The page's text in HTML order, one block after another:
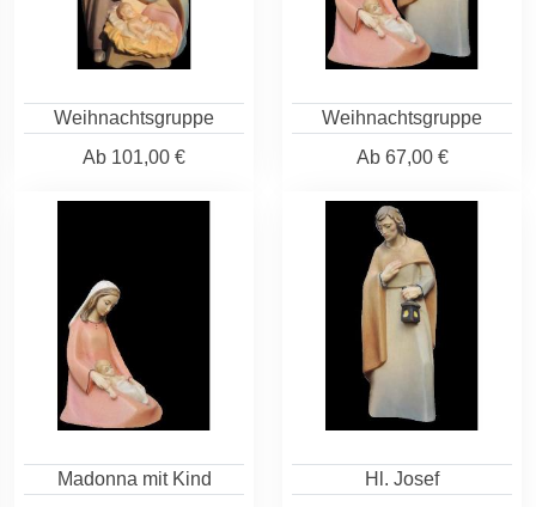
Weihnachtsgruppe
Ab 101,00 €
Weihnachtsgruppe
Ab67,00 €
Madonna mit Kind
Hl. Josef